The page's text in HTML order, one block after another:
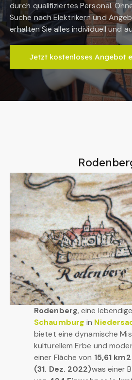
durch qualifiziertes Personal.
Suche nach Elektrikern und
erhalten Sie alles individuell und
Jetzt kostenloses Angebot
Rodenberg, eine
Schaumburg in
bietet eine dynamische
kulturellem Erbe und
einer Fläche von 15,61 km2
(31. Dez. 2022)was einer